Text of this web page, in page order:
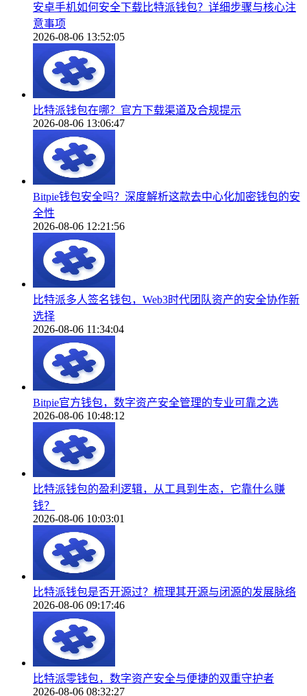
安卓手机如何安全下载比特派钱包？详细步骤与核心注
意事项
2026-08-06 13:52:05
比特派钱包在哪？官方下载渠道及合规提示
2026-08-06 13:06:47
Bitpie钱包安全吗？深度解析这款去中心化加密钱包的安
全性
2026-08-06 12:21:56
比特派多人签名钱包，Web3时代团队资产的安全协作新
选择
2026-08-06 11:34:04
Bitpie官方钱包，数字资产安全管理的专业可靠之选
2026-08-06 10:48:12
比特派钱包的盈利逻辑，从工具到生态，它靠什么赚
钱？
2026-08-06 10:03:01
比特派钱包是否开源过？梳理其开源与闭源的发展脉络
2026-08-06 09:17:46
比特派零钱包，数字资产安全与便捷的双重守护者
2026-08-06 08:32:27